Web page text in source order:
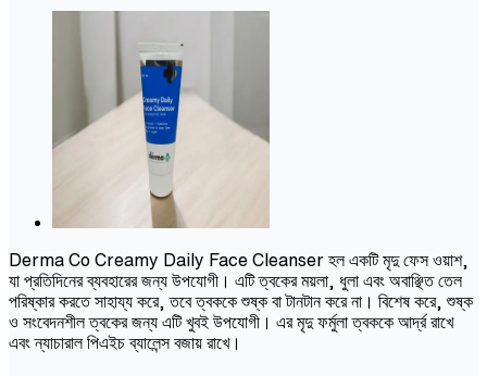
Derma Co Creamy Daily Face Cleanser হল একটি মৃদু ফেস ওয়াশ,
যা প্রতিদিনের ব্যবহারের জন্য উপযোগী। এটি ত্বকের ময়লা, ধুলা এবং অবাঞ্ছিত তেল
পরিষ্কার করতে সাহায্য করে, তবে ত্বককে শুষ্ক বা টানটান করে না। বিশেষ করে, শুষ্ক
ও সংবেদনশীল ত্বকের জন্য এটি খুবই উপযোগী। এর মৃদু ফর্মুলা ত্বককে আর্দ্র রাখে
এবং ন্যাচারাল পিএইচ ব্যালেন্স বজায় রাখে।